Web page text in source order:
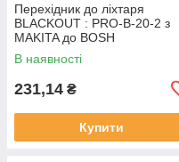
Перехідник до лiхтаря
BLACKOUT : PRO-B-20-2 з
MAKITA до BOSH
В наявності
231,14 ₴
Купити